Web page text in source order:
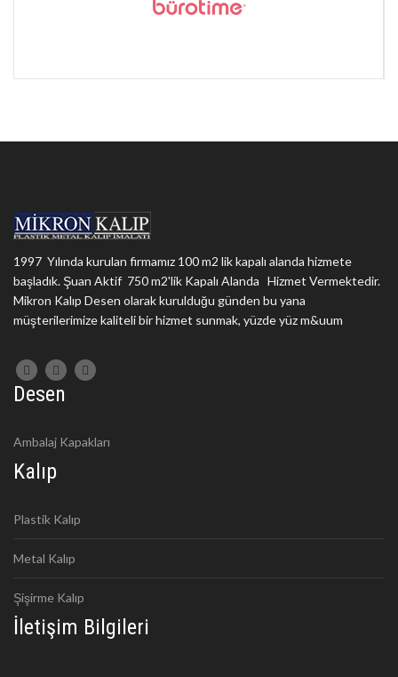
1997 Yılında kurulan firmamız 100 m2 lik kapalı alanda hizmete
başladık. Şuan Aktif 750 m2'lik Kapalı Alanda Hizmet Vermektedir.
Mikron Kalıp Desen olarak kurulduğu günden bu yana
müşterilerimize kaliteli bir hizmet sunmak, yüzde yüz m&uum
Desen
Ambalaj Kapakları
Kalıp
Plastik Kalıp
Metal Kalıp
Şişirme Kalıp
İletişim Bilgileri